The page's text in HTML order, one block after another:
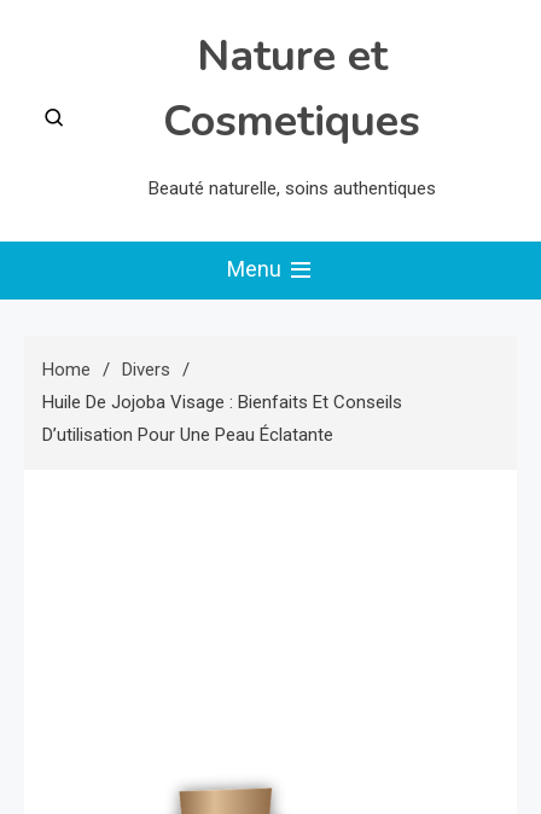
Nature et
Cosmetiques
Beauté naturelle, soins authentiques
Menu
Home
Divers
Huile De Jojoba Visage : Bienfaits Et Conseils
D’utilisation Pour Une Peau Éclatante